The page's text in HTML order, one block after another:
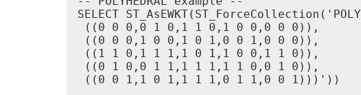
SELECT
((0 0 0,0 1 0,1 1 0,1 0 0,0 0 0)),
((0 0 0,1 0 0,1 0 1,0 0 1,0 0 0)),
((1 1 0,1 1 1,1 0 1,1 0 0,1 1 0)),
((0 1 0,0 1 1,1 1 1,1 1 0,0 1 0)),
((0 0 1,1 0 1,1 1 1,0 1 1,0 0 1)))'))